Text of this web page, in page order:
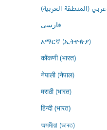
عربي (المنطقة العربية)
فارسى
አማርኛ (ኢትዮጵያ)
कोंकणी (भारत)
नेपाली (नेपाल)
मराठी (भारत)
हिन्दी (भारत)
অসমীয়া (ভাৰত)